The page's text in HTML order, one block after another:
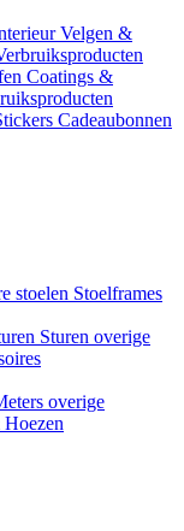
Velgen &
Coatings &
Cadeaubonnen
stoelen Stoelframes
Sturen overige
overige